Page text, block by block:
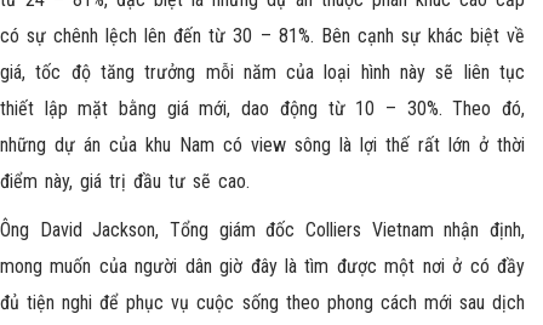
có sự chênh lệch lên đến từ 30 – 81%. Bên cạnh sự khác biệt về
giá, tốc độ tăng trưởng mỗi năm của loại hình này sẽ liên tục
thiết lập mặt bằng giá mới, dao động từ 10 – 30%. Theo đó,
những dự án của khu Nam có view sông là lợi thế rất lớn ở thời
điểm này, giá trị đầu tư sẽ cao.
Ông David Jackson, Tổng giám đốc Colliers Vietnam nhận định,
mong muốn của người dân giờ đây là tìm được một nơi ở có đầy
đủ tiện nghi để phục vụ cuộc sống theo phong cách mới sau dịch